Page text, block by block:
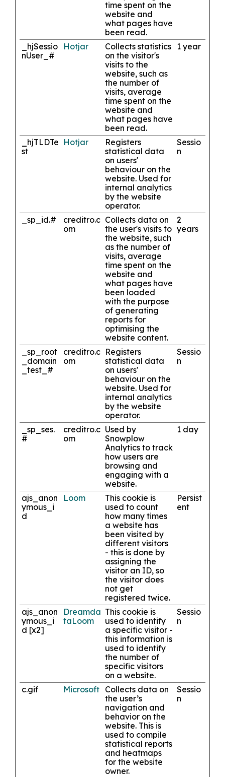
time spent on the
website and
what pages have
been read.
_hjSessio
nUser_#
Hotjar
Collects statistics
on the visitor's
visits to the
website, such as
the number of
visits, average
time spent on the
website and
what pages have
been read.
1 year
_hjTLDTe
st
Hotjar
Registers
statistical data
on users'
behaviour on the
website. Used for
internal analytics
by the website
operator.
Sessio
n
_sp_id.#
creditro.c
om
Collects data on
the user's visits to
the website, such
as the number of
visits, average
time spent on the
website and
what pages have
been loaded
with the purpose
of generating
reports for
optimising the
website content.
2
years
_sp_root
_domain
_test_#
creditro.c
om
Registers
statistical data
on users'
behaviour on the
website. Used for
internal analytics
by the website
operator.
Sessio
n
_sp_ses.
#
creditro.c
om
Used by
Snowplow
Analytics to track
how users are
browsing and
engaging with a
website.
1 day
ajs_anon
ymous_i
d
Loom
This cookie is
used to count
how many times
a website has
been visited by
different visitors
- this is done by
assigning the
visitor an ID, so
the visitor does
not get
registered twice.
Persist
ent
ajs_anon
ymous_i
d [x2]
Dreamda
taLoom
This cookie is
used to identify
a specific visitor -
this information is
used to identify
the number of
specific visitors
on a website.
Sessio
n
c.gif Microsoft Collects data on
the user’s
navigation and
behavior on the
website. This is
used to compile
statistical reports
and heatmaps
for the website
owner.
Sessio
n